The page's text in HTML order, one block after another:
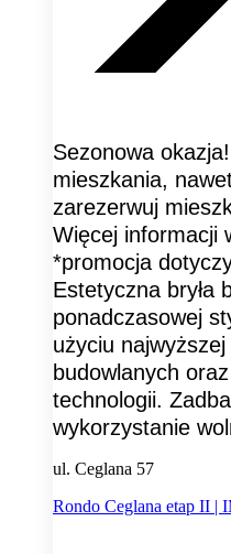
Sezonowa
mieszkania,
zarezerwuj
Więcej informacji
*promocja
Estetyczna bryła
ponadczasowej
użyciu
budowlanych
technologii.
wykorzystanie
ul. Ceglana 57
Rondo Ceglana etap II |